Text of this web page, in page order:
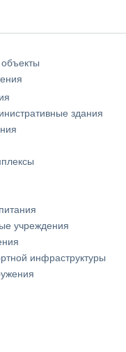
здания
учреждения
инфраструктуры